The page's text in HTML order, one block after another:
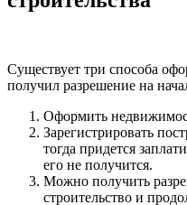
Существует три способа
получил разрешение на
Оформить
Зарегистрировать
тогда придется
его не получится.
Можно получить
строительство и